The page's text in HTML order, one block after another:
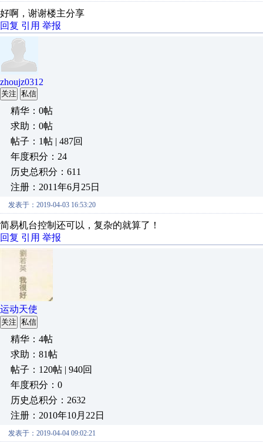
好啊，谢谢楼主分享
回复 引用 举报
zhoujz0312
关注 私信
精华：0帖
求助：0帖
帖子：1帖 | 487回
年度积分：24
历史总积分：611
注册：2011年6月25日
发表于：2019-04-03 16:53:20
简易机台控制还可以，复杂的就算了！
回复 引用 举报
运动天使
关注 私信
精华：4帖
求助：81帖
帖子：120帖 | 940回
年度积分：0
历史总积分：2632
注册：2010年10月22日
发表于：2019-04-04 09:02:21